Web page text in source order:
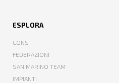
ESPLORA
CONS
FEDERAZIONI
SAN MARINO TEAM
IMPIANTI